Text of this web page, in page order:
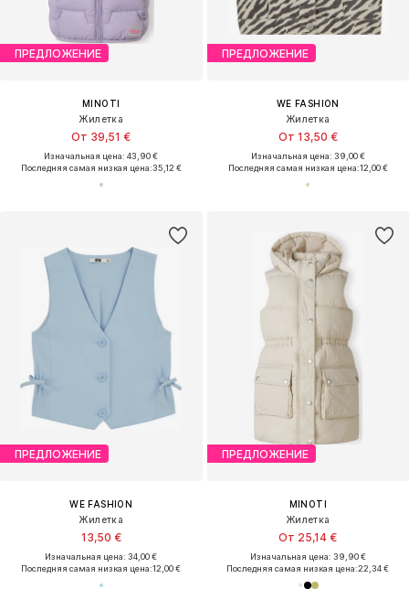
ПРЕДЛОЖЕНИЕ
MINOTI
Жилетка
От 39,51 €
Изначальная цена: 43,90 €
Последняя самая низкая цена:35,12 €
ПРЕДЛОЖЕНИЕ
WE FASHION
Жилетка
От 13,50 €
Изначальная цена: 39,00 €
Последняя самая низкая цена:12,00 €
ПРЕДЛОЖЕНИЕ
WE FASHION
Жилетка
13,50 €
Изначальная цена: 34,00 €
Последняя самая низкая цена:12,00 €
ПРЕДЛОЖЕНИЕ
MINOTI
Жилетка
От 25,14 €
Изначальная цена: 39,90 €
Последняя самая низкая цена:22,34 €